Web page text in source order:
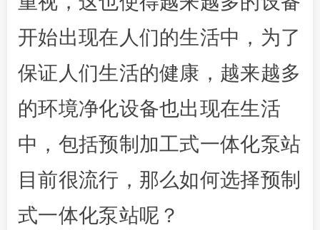
开始出现在人们的生活中，为了
保证人们生活的健康，越来越多
的环境净化设备也出现在生活
中，包括预制加工式一体化泵站
目前很流行，那么如何选择预制
式一体化泵站呢？